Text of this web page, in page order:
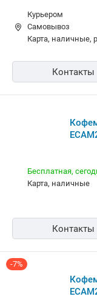
Курьером
Самовывоз
карта,
Контакты
Бесплатная,
карта, наличные
Контакты
-7%